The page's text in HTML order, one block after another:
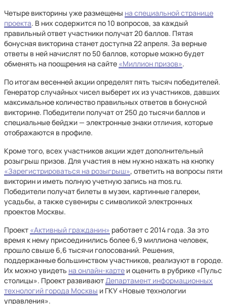
Четыре викторины уже размещены на специальной странице
проекта. В них содержится по 10 вопросов, за каждый
правильный ответ участники получат 20 баллов. Пятая
бонусная викторина станет доступна 22 апреля. За верные
ответы в ней начислят по 50 баллов, которые можно будет
обменять на поощрения на сайте «Миллион призов».
По итогам весенней акции определят пять тысяч победителей.
Генератор случайных чисел выберет их из участников, давших
максимальное количество правильных ответов в бонусной
викторине. Победители получат от 250 до тысячи баллов и
специальные бейджи — электронные знаки отличия, которые
отображаются в профиле.
Кроме того, всех участников акции ждет дополнительный
розыгрыш призов. Для участия в нем нужно нажать на кнопку
«Зарегистрироваться на розыгрыш», ответить на вопросы пяти
викторин и иметь полную учетную запись на mos.ru.
Победители получат билеты в музеи, картинные галереи,
усадьбы, а также сувениры с символикой электронных
проектов Москвы.
Проект «Активный гражданин» работает с 2014 года. За это
время к нему присоединились более 6,9 миллиона человек,
прошло свыше 6,6 тысячи голосований. Решения,
поддержанные большинством участников, реализуют в городе.
Их можно увидеть на онлайн-карте и оценить в рубрике «Пульс
столицы». Проект развиваютДепартамент информационных
технологий города Москвы и ГКУ «Новые технологии
управления».